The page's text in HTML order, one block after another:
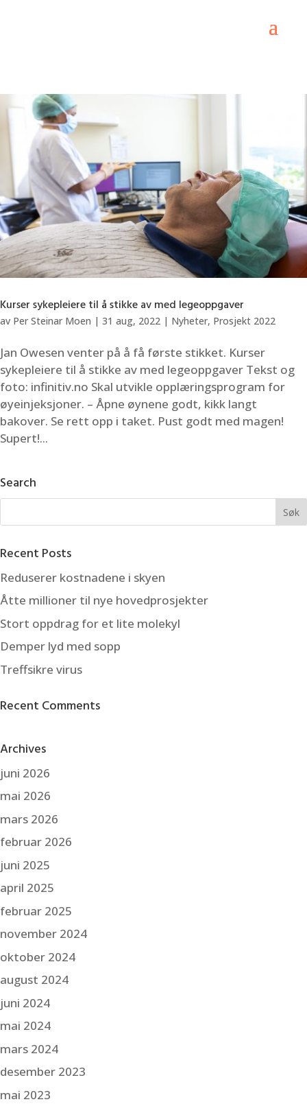
Kurser sykepleiere til å stikke av med legeoppgaver
av Per Steinar Moen | 31 aug, 2022 | Nyheter, Prosjekt 2022
Jan Owesen venter på å få første stikket. Kurser
sykepleiere til å stikke av med legeoppgaver Tekst og
foto: infinitiv.no Skal utvikle opplæringsprogram for
øyeinjeksjoner. – Åpne øynene godt, kikk langt
bakover. Se rett opp i taket. Pust godt med magen!
Supert!...
Search
Recent Posts
Reduserer kostnadene i skyen
Åtte millioner til nye hovedprosjekter
Stort oppdrag for et lite molekyl
Demper lyd med sopp
Treffsikre virus
Recent Comments
Archives
juni 2026
mai 2026
mars 2026
februar 2026
juni 2025
april 2025
februar 2025
november 2024
oktober 2024
august 2024
juni 2024
mai 2024
mars 2024
desember 2023
mai 2023